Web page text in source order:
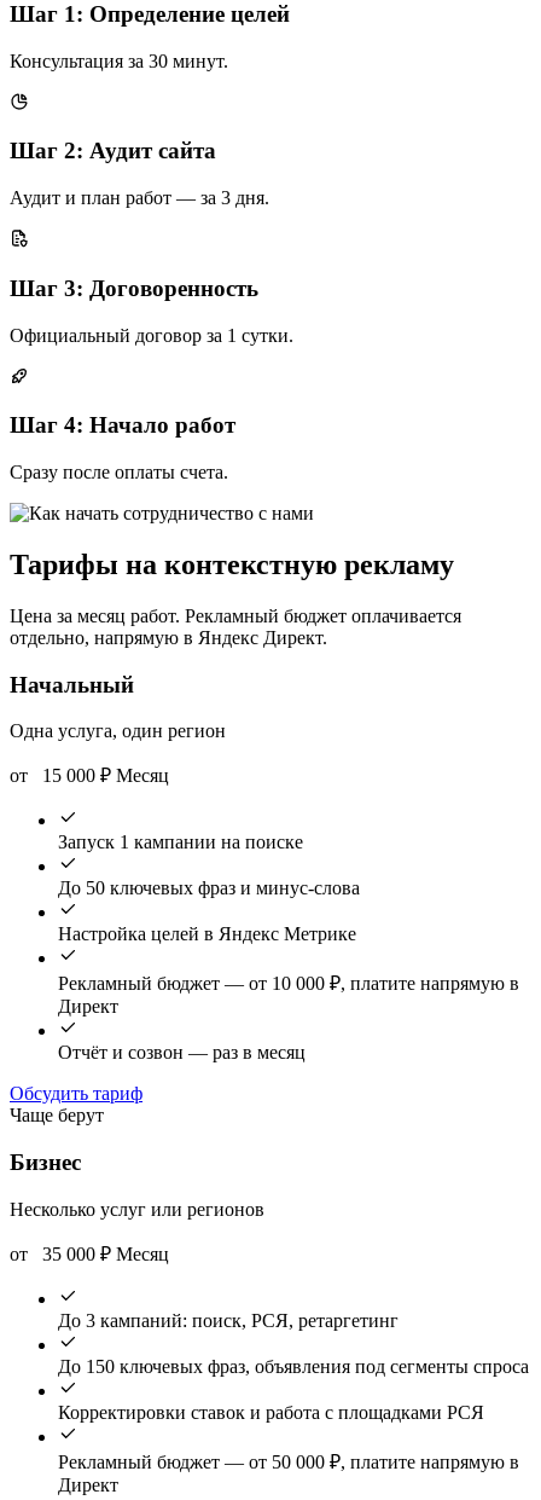
Шаг 1: Определение целей
Консультация за 30 минут.
Шаг 2: Аудит сайта
Аудит и план работ — за 3 дня.
Шаг 3: Договоренность
Официальный договор за 1 сутки.
Шаг 4: Начало работ
Сразу после оплаты счета.
Тарифы на контекстную рекламу
Цена за месяц работ. Рекламный бюджет оплачивается
отдельно, напрямую в Яндекс Директ.
Начальный
Одна услуга, один регион
от 15 000 ₽ Месяц
Запуск 1 кампании на поиске
До 50 ключевых фраз и минус-слова
Настройка целей в Яндекс Метрике
Рекламный бюджет — от 10 000 ₽, платите напрямую в
Директ
Отчёт и созвон — раз в месяц
Обсудить тариф
Чаще берут
Бизнес
Несколько услуг или регионов
от 35 000 ₽ Месяц
До 3 кампаний: поиск, РСЯ, ретаргетинг
До 150 ключевых фраз, объявления под сегменты спроса
Корректировки ставок и работа с площадками РСЯ
Рекламный бюджет — от 50 000 ₽, платите напрямую в
Директ